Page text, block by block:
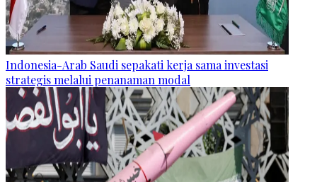
Indonesia-Arab Saudi sepakati kerja sama investasi
strategis melalui penanaman modal